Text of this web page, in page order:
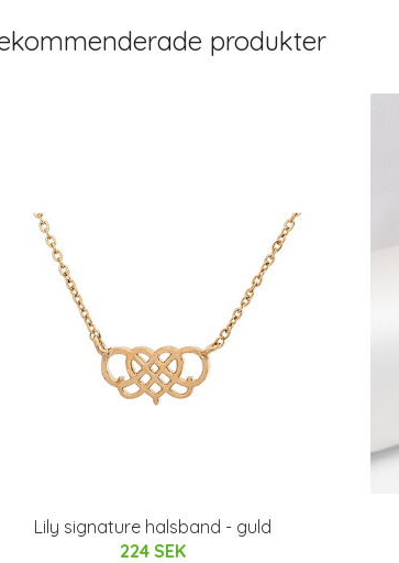
produkter
Lily signature halsband - guld
224 SEK